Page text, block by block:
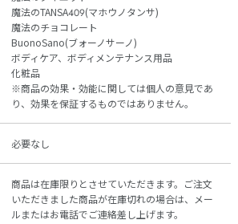
魔法のTANSA409(マホウノタンサ)
魔法のチョコレート
BuonoSano(ブォーノサーノ)
ボディケア、ボディメンテナンス用品
化粧品
※商品の効果・効能に関しては個人の意見であ
り、効果を保証するものではありません。
必要なし
商品は在庫限りとさせていただきます。ご注文
いただきました商品が在庫切れの場合は、メー
ルまたはお電話でご連絡差し上げます。